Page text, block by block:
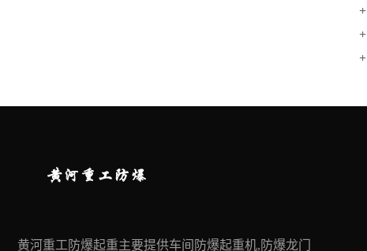
黄河重工防爆起重主要提供车间防爆起重机,防爆龙门